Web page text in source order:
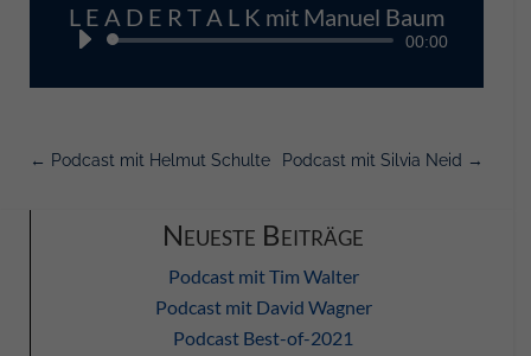
L E A D E R T A L K mit Manuel Baum
Audio-
00:00
← Podcast mit Helmut Schulte Podcast mit Silvia Neid →
Podcast mit Tim Walter
Podcast mit David Wagner
Podcast Best-of-2021